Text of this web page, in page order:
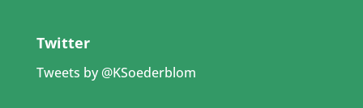
Twitter
Tweets by @KSoederblom